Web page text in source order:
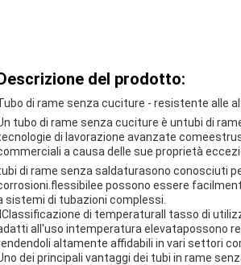
del prodotto:
di rame senza cuciture - resistente alle
tubo di rame senza cuciture è untubi di
di lavorazione avanzate come
a causa delle sue proprietà
di rame senza saldaturasono conosciuti
flessibilee possono essere
sistemi di tubazioni complessi.
Classificazione di temperatura Il tasso di
all'uso intemperatura elevatapossono
altamente affidabili in vari settori
dei principali vantaggi dei tubi in rame